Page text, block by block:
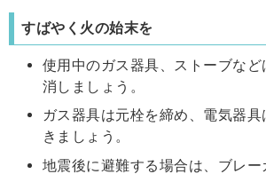
すばやく火の始末を
使用中のガス器具、ストーブな
消しましょう。
ガス器具は元栓を締め、電気器
きましょう。
地震後に避難する場合は、ブレ